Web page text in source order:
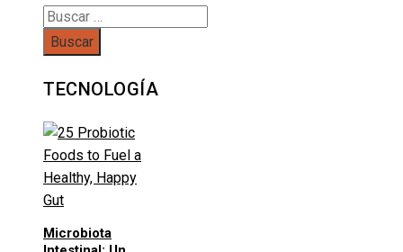
Buscar:
TECNOLOGÍA
Microbiota